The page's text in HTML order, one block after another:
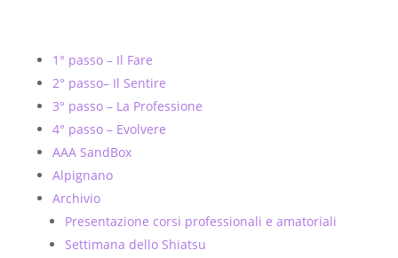
1° passo – Il Fare
2° passo– Il Sentire
3° passo – La Professione
4° passo – Evolvere
AAA SandBox
Alpignano
Archivio
Presentazione corsi professionali e amatoriali
Settimana dello Shiatsu